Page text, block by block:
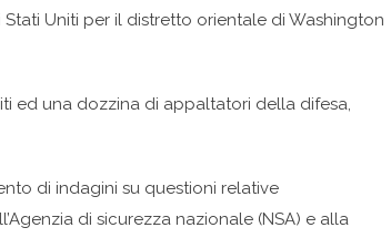
Uniti per il distretto orientale di Washington
ed una dozzina di appaltatori della difesa,
di indagini su questioni relative
di sicurezza nazionale (NSA) e alla